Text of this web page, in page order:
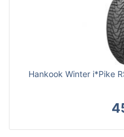
Hankook Winter i*Pike